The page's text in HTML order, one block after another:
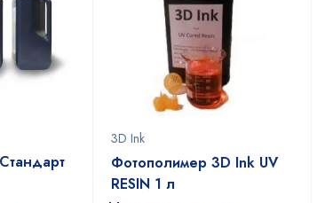
3D Ink
Фотополимер 3D Ink UV
RESIN 1 л